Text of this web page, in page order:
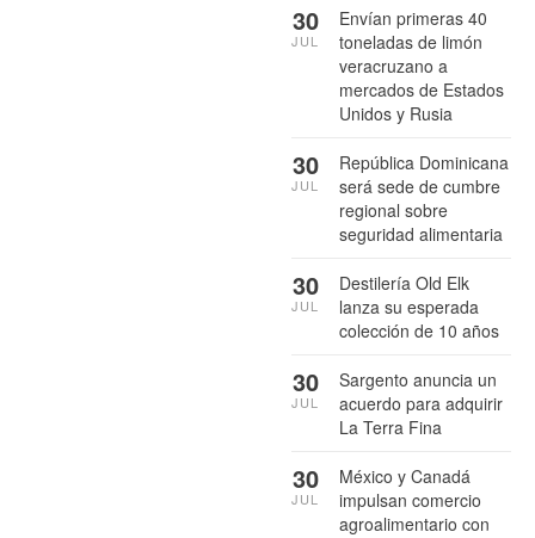
Envían primeras 40
toneladas de limón
veracruzano a
mercados de Estados
Unidos y Rusia
30
JUL
República Dominicana
será sede de cumbre
regional sobre
seguridad alimentaria
30
JUL
Destilería Old Elk
lanza su esperada
colección de 10 años
30
JUL
Sargento anuncia un
acuerdo para adquirir
La Terra Fina
30
JUL
México y Canadá
impulsan comercio
agroalimentario con
30
JUL